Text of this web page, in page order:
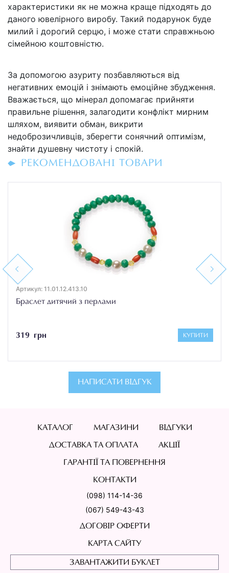
характеристики як не можна краще підходять до
даного ювелірного виробу. Такий подарунок буде
милий і дорогий серцю, і може стати справжньою
сімейною коштовністю.
За допомогою азуриту позбавляються від
негативних емоцій і знімають емоційне збудження.
Вважається, що мінерал допомагає прийняти
правильне рішення, залагодити конфлікт мирним
шляхом, виявити обман, викрити
недоброзичливців, зберегти сонячний оптимізм,
знайти душевну чистоту і спокій.
РЕКОМЕНДОВАНІ ТОВАРИ
Previous
Артикул: 11.01.12.413.10
Браслет дитячий з перлами
319 грн КУПИТИ
Next
НАПИСАТИ ВІДГУК
КАТАЛОГ МАГАЗИНИ ВІДГУКИ
ДОСТАВКА ТА ОПЛАТА АКЦІЇ
ГАРАНТІЇ ТА ПОВЕРНЕННЯ
КОНТАКТИ
(098) 114-14-36
(067) 549-43-43
ДОГОВІР ОФЕРТИ
КАРТА САЙТУ
ЗАВАНТАЖИТИ БУКЛЕТ